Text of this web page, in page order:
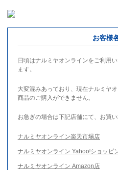
お客様
日頃はナルミヤオンラインをご利用
ます。
大変混みあっており、現在ナルミヤ
商品のご購入ができません。
お急ぎの場合は下記店舗にて、お買い
ナルミヤオンライン楽天市場店
ナルミヤオンライン Yahoo!ショッピ
ナルミヤオンライン Amazon店